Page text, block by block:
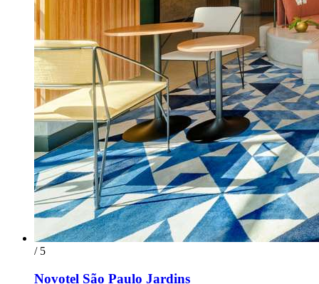
/ 5
Novotel São Paulo Jardins